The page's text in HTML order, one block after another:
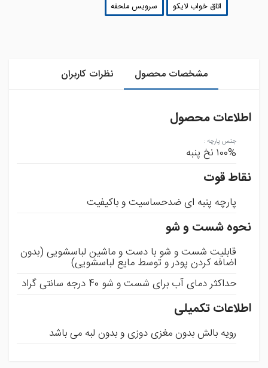
اتاق خواب لایکو سرویس ملحفه
مشخصات محصول نظرات کاربران
اطلاعات محصول
جنس پارچه:
۱۰۰% نخ پنبه
نقاط قوت
پارچه پنبه ای ضدحساسیت و باکیفیت
نحوه شست و شو
قابلیت شست و شو با دست و ماشین لباسشویی (بدون
اضافه کردن پودر و توسط مایع لباسشویی)
حداکثر دمای آب برای شست و شو 40 درجه سانتی گراد
اطلاعات تکمیلی
رویه بالش بدون مغزی دوزی و بدون لبه می باشد